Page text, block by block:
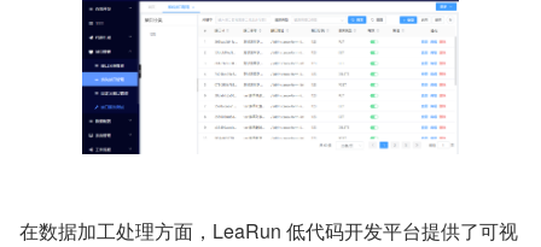
在数据加工处理方面，LeaRun 低代码开发平台提供了可视